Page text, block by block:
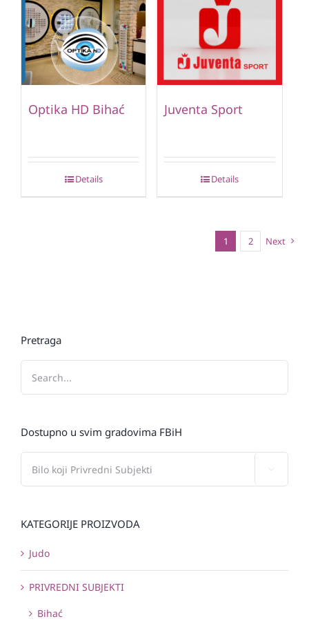
Optika HD Bihać
Details
Juventa Sport
Details
1 2 Next
Pretraga
Dostupno u svim gradovima FBiH
KATEGORIJE PROIZVODA
Judo
PRIVREDNI SUBJEKTI
Bihać